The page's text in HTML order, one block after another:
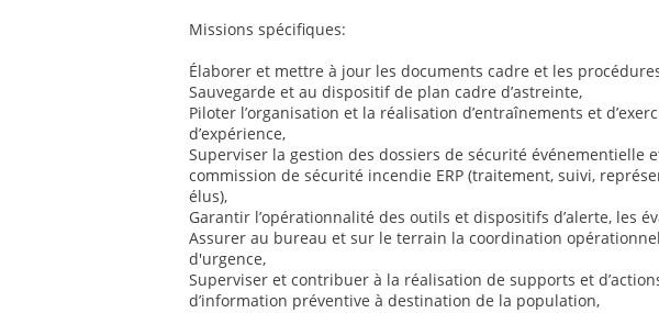
Missions spécifiques:
Élaborer et mettre à jour les documents cadre et les
Sauvegarde et au dispositif de plan cadre d’astreinte,
Piloter l’organisation et la réalisation d’entraînements et
d’expérience,
Superviser la gestion des dossiers de sécurité événementielle
commission de sécurité incendie ERP (traitement, suivi,
élus),
Garantir l’opérationnalité des outils et dispositifs d’alerte, les
Assurer au bureau et sur le terrain la coordination
d'urgence,
Superviser et contribuer à la réalisation de supports et
d’information préventive à destination de la population,